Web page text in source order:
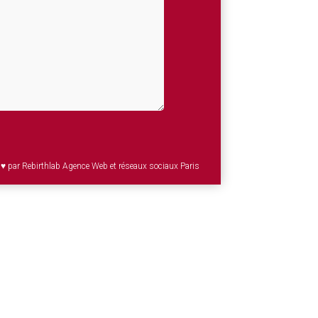
par Rebirthlab Agence Web et réseaux sociaux Paris